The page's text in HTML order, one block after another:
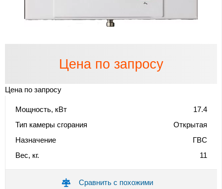
Цена по запросу
Цена по запросу
Мощность, кВт
17.4
Тип камеры сгорания
Открытая
Назначение
ГВС
Вес, кг.
11
Сравнить с похожими